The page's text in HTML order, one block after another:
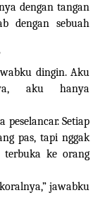
dengan tangan
dengan sebuah
dingin. Aku
aku hanya
Setiap
pas, tapi nggak
terbuka ke orang
jawabku